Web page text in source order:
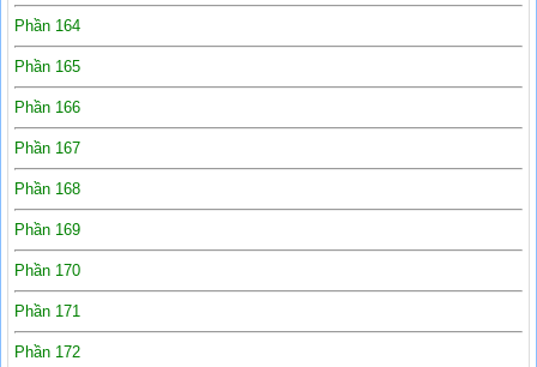
Phần 164
Phần 165
Phần 166
Phần 167
Phần 168
Phần 169
Phần 170
Phần 171
Phần 172